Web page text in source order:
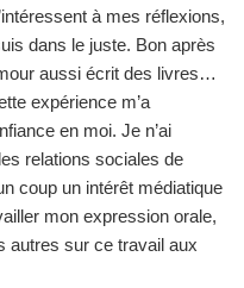
à mes réflexions,
dans le juste. Bon après
aussi écrit des livres…
expérience m’a
en moi. Je n’ai
relations sociales de
coup un intérêt médiatique
mon expression orale,
autres sur ce travail aux